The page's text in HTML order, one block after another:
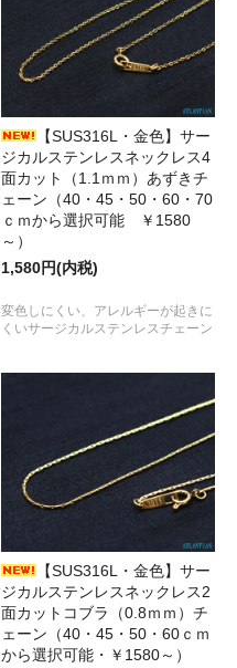
【SUS316L・金色】サー
ジカルステンレスネックレス4
面カット（1.1ｍｍ）あずきチ
ェーン（40・45・50・60・70
ｃｍから選択可能 ￥1580
～）
1,580円(内税)
変色しにくい、アレルギーが起きに
くいサージカルステンレスチェーン
【SUS316L・金色】サー
ジカルステンレスネックレス2
面カットコブラ（0.8ｍｍ）チ
ェーン（40・45・50・60ｃｍ
から選択可能・￥1580～）